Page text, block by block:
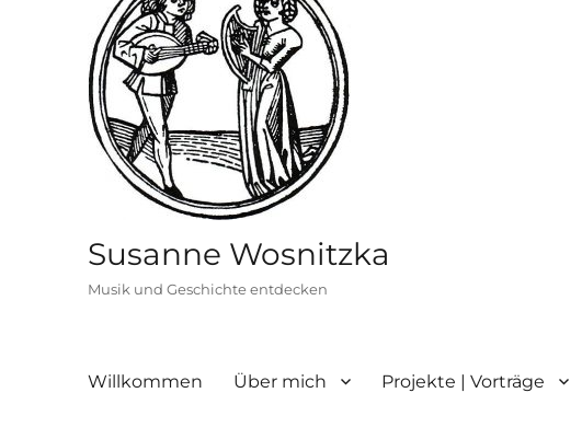
Susanne Wosnitzka
Musik und Geschichte entdecken
Willkommen Über mich Projekte | Vorträge